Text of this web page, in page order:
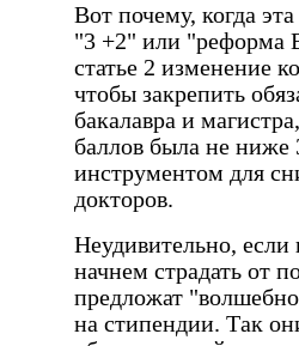
Вот почему, когда
"3 +2" или "реформа
статье 2 изменение
чтобы закрепить
бакалавра и
баллов была не ниже
инструментом для
докторов.
Неудивительно,
начнем страдать от
предложат
на стипендии. Так